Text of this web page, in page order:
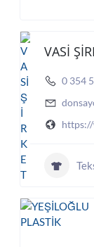
VASİ
0 354